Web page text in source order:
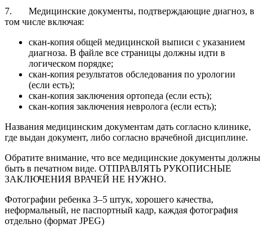
7. Медицинские документы, подтверждающие диагноз, в
том числе включая:
скан-копия общей медицинской выписи с указанием
диагноза. В файле все страницы должны идти в
логическом порядке;
скан-копия результатов обследования по урологии
(если есть);
скан-копия заключения ортопеда (если есть);
скан-копия заключения невролога (если есть);
Названия медицинским документам дать согласно клинике,
где выдан документ, либо согласно врачебной дисциплине.
Обратите внимание, что все медицинские документы должны
быть в печатном виде. ОТПРАВЛЯТЬ РУКОПИСНЫЕ
ЗАКЛЮЧЕНИЯ ВРАЧЕЙ НЕ НУЖНО.
Фотографии ребенка 3–5 штук, хорошего качества,
неформальный, не паспортный кадр, каждая фотография
отдельно (формат JPEG)